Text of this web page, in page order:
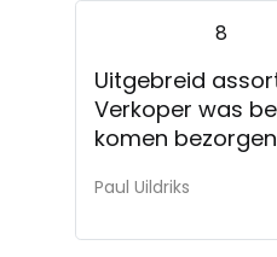
8
Uitgebreid
Verkoper was
komen
Paul Uildriks